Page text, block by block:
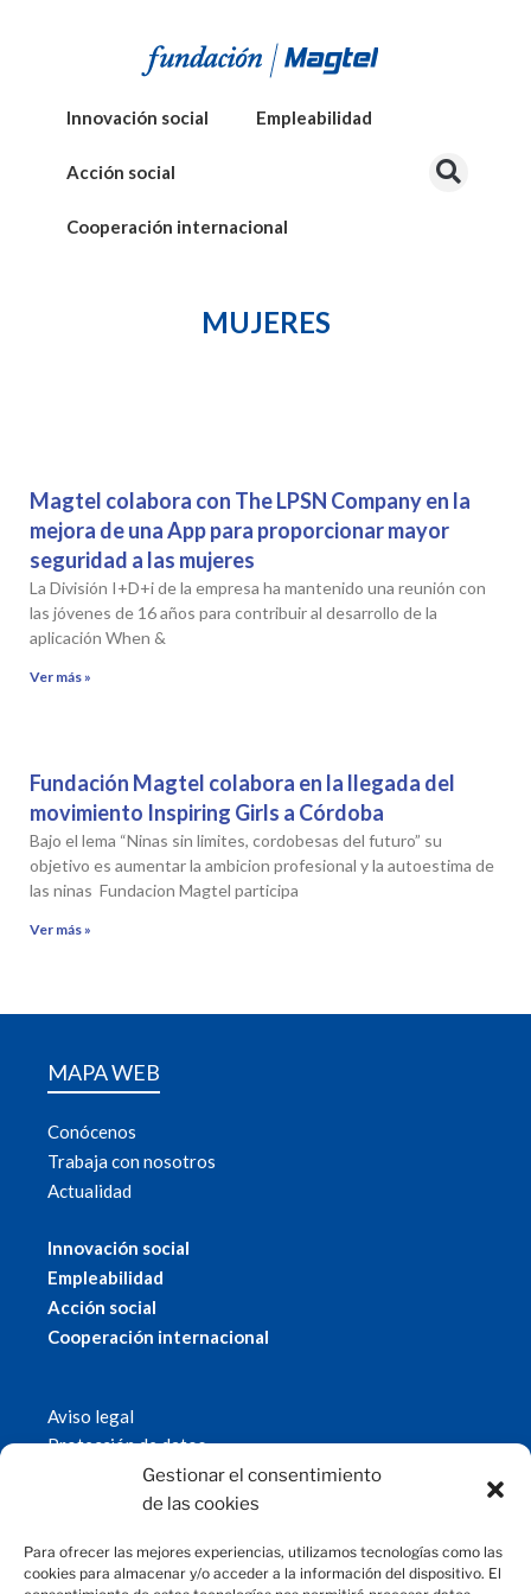
Gestionar el consentimiento
de las cookies
Para ofrecer las mejores experiencias, utilizamos tecnologías como las
cookies para almacenar y/o acceder a la información del dispositivo. El
Innovación social Empleabilidad
Acción social
Cooperación internacional
MUJERES
Magtel colabora con The LPSN Company en la
mejora de una App para proporcionar mayor
seguridad a las mujeres
La División I+D+i de la empresa ha mantenido una reunión con
las jóvenes de 16 años para contribuir al desarrollo de la
aplicación When &
Ver más »
Fundación Magtel colabora en la llegada del
movimiento Inspiring Girls a Córdoba
Bajo el lema “Ninas sin limites, cordobesas del futuro” su
objetivo es aumentar la ambicion profesional y la autoestima de
las ninas Fundacion Magtel participa
Ver más »
MAPA WEB
Conócenos
Trabaja con nosotros
Actualidad
Innovación social
Empleabilidad
Acción social
Cooperación internacional
Aviso legal
Protección de datos
Política de cookies
© 2019 Fundación Magtel.